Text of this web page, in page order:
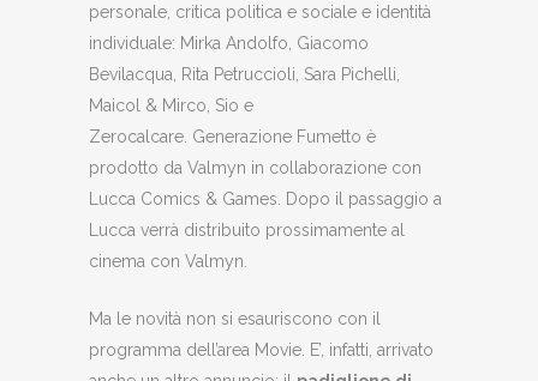
personale, critica politica e sociale e identità
individuale: Mirka Andolfo, Giacomo
Bevilacqua, Rita Petruccioli, Sara Pichelli,
Maicol & Mirco, Sio e
Zerocalcare. Generazione Fumetto è
prodotto da Valmyn in collaborazione con
Lucca Comics & Games. Dopo il passaggio a
Lucca verrà distribuito prossimamente al
cinema con Valmyn.
Ma le novità non si esauriscono con il
programma dell’area Movie. E’, infatti, arrivato